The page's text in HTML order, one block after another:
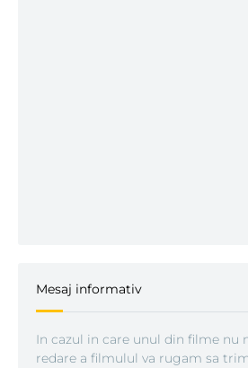
Mesaj informativ
In cazul in care unul din filme nu
redare a filmulul va rugam sa